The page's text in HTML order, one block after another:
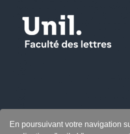
En poursuivant votre navigation